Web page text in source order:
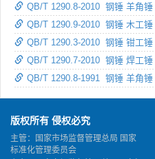
QB/T 1290.8-2010 钢锤 羊角锤
QB/T 1290.9-2010 钢锤 木工锤
QB/T 1290.3-2010 钢锤 钳工锤
QB/T 1290.7-2010 钢锤 焊工锤
QB/T 1290.8-1991 钢锤 羊角锤
版权所有 侵权必究
主管：国家市场监督管理总局 国家
标准化管理委员会